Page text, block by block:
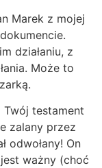
Marek z mojej
działaniu, z
Może to
Twój testament
zalany przez
odwołany! On
ważny (choć